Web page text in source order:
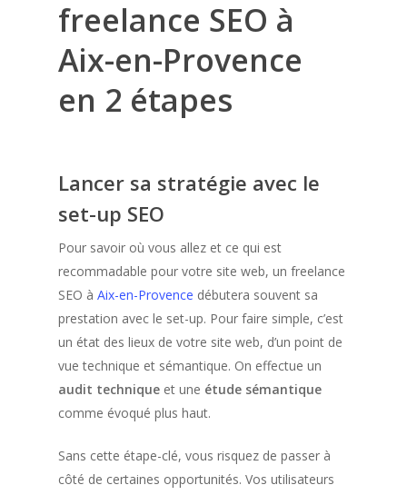
freelance SEO à
Aix-en-Provence
en 2 étapes
Lancer sa stratégie avec le
set-up SEO
Pour savoir où vous allez et ce qui est
recommadable pour votre site web, un freelance
SEO àAix-en-Provence débutera souvent sa
prestation avec le set-up. Pour faire simple, c’est
un état des lieux de votre site web, d’un point de
vue technique et sémantique. On effectue un
audit technique et une étude sémantique
comme évoqué plus haut.
Sans cette étape-clé, vous risquez de passer à
côté de certaines opportunités. Vos utilisateurs